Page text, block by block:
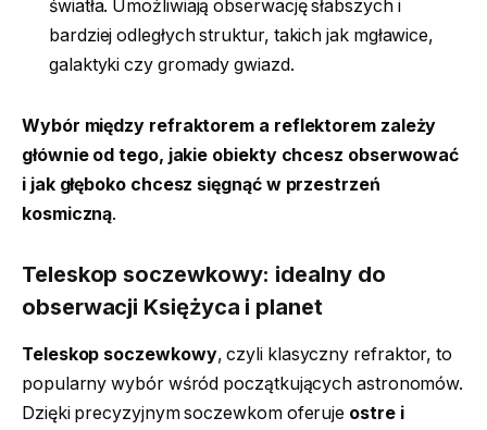
światła. Umożliwiają obserwację słabszych i
bardziej odległych struktur, takich jak mgławice,
galaktyki czy gromady gwiazd.
Wybór między refraktorem a reflektorem zależy
głównie od tego, jakie obiekty chcesz obserwować
i jak głęboko chcesz sięgnąć w przestrzeń
kosmiczną.
Teleskop soczewkowy: idealny do
obserwacji Księżyca i planet
Teleskop soczewkowy, czyli klasyczny refraktor, to
popularny wybór wśród początkujących astronomów.
Dzięki precyzyjnym soczewkom oferuje ostre i